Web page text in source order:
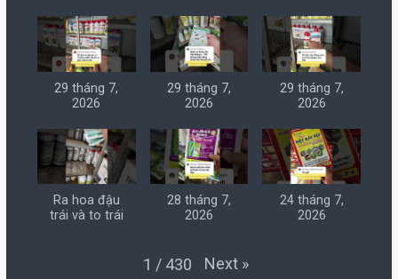
29 tháng 7,
2026
29 tháng 7,
2026
29 tháng 7,
2026
Ra hoa đậu
trái và to trái
28 tháng 7,
2026
24 tháng 7,
2026
1 / 430 Next »